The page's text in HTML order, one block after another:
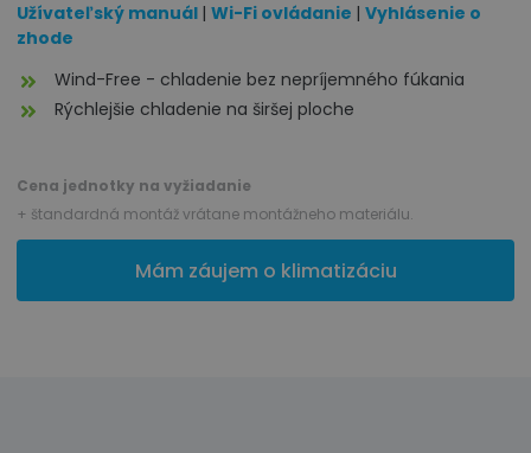
Užívateľský manuál | Wi-Fi ovládanie | Vyhlásenie o
zhode
Wind-Free - chladenie bez nepríjemného fúkania
Rýchlejšie chladenie na širšej ploche
Cena jednotky na vyžiadanie
+ štandardná montáž vrátane montážneho materiálu.
Mám záujem o klimatizáciu